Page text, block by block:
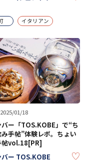
イタリアン
01/18
バー「TOS.KOBE」で“ち
み手帖”体験レポ。ちょい
帖vol.18[PR]
バー TOS.KOBE